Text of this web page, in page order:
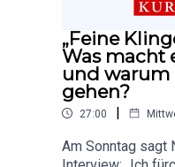
„Feine
Was macht
und warum
gehen?
27:00 |
Am Sonntag sagt